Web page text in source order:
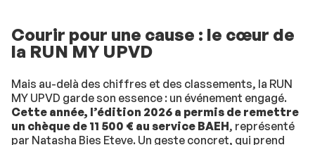
Courir pour une cause : le cœur de
la RUN MY UPVD
Mais au-delà des chiffres et des classements, la RUN
MY UPVD garde son essence : un événement engagé.
Cette année, l’édition 2026 a permis de remettre
un chèque de 11 500 € au service BAEH, représenté
par Natasha Bies Eteve. Un geste concret, qui prend